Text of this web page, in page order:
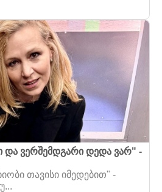
ვერშემდგარი დედა ვარ" -
თავისი იმედებით" -